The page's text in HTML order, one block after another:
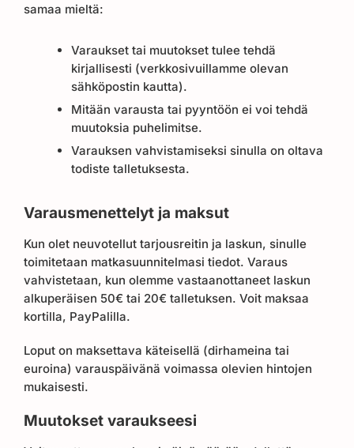
samaa mieltä:
Varaukset tai muutokset tulee tehdä
kirjallisesti (verkkosivuillamme olevan
sähköpostin kautta).
Mitään varausta tai pyyntöön ei voi tehdä
muutoksia puhelimitse.
Varauksen vahvistamiseksi sinulla on oltava
todiste talletuksesta.
Varausmenettelyt ja maksut
Kun olet neuvotellut tarjousreitin ja laskun, sinulle
toimitetaan matkasuunnitelmasi tiedot. Varaus
vahvistetaan, kun olemme vastaanottaneet laskun
alkuperäisen 50€ tai 20€ talletuksen. Voit maksaa
kortilla, PayPalilla.
Loput on maksettava käteisellä (dirhameina tai
euroina) varauspäivänä voimassa olevien hintojen
mukaisesti.
Muutokset varaukseesi